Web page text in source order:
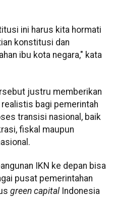
ini harus kita hormati
konstitusi dan
ibu kota negara," kata
justru memberikan
bagi pemerintah
transisi nasional, baik
fiskal maupun
IKN ke depan bisa
pusat pemerintahan
green capital Indonesia